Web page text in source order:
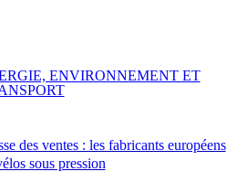
des ventes : les fabricants européens
sous pression
ENVIRONNEMENT ET